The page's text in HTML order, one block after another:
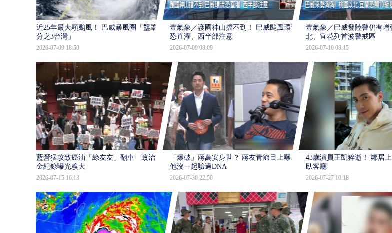
近25年最大顆颱風！ 巴威暴風圈「壟罩4
分之3台灣」
2026-07-09 18:50
壹氣象／護國神山擋不到！ 巴威颱風環流
恐直灌、西半部注意
2026-07-09 08:09
壹氣象／巴威發陸警仍有
北、宜花列首波警戒區
2026-07-10 08:15
藍營猛攻致癌油「綠友友」翻車 政治獻
金紀錄曝光糗大
2026-07-15 16:13
「爆破」蔣萬安身世？ 蔣友青節目上曝：
他沒一起驗過DNA
2026-07-30 22:50
43歲演員王凱猝逝！ 鄰居
臥客廳
2026-07-27 10:18